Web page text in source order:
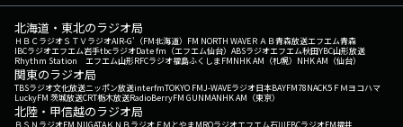
北海道・東北のラジオ局
ＨＢＣラジオＳＴＶラジオAIR-G'（FM北海道） FM NORTH WAVEＲＡＢ青森放送エフエム青森
IBCラジオエフエム岩手tbcラジオDate fm（エフエム仙台） ABSラジオエフエム秋田YBC山形放送
Rhythm Station エフエム山形RFCラジオ福島ふくしまFMNHK AM（札幌） NHK AM（仙台）
関東のラジオ局
TBSラジオ文化放送ニッポン放送interfmTOKYO FMJ-WAVEラジオ日本BAYFM78NACK5 ＦＭヨコハマ
LuckyFM 茨城放送CRT栃木放送RadioBerryFM GUNMANHK AM（東京）
北陸・甲信越のラジオ局
ＢＳＮラジオFM NIIGATAＫＮＢラジオ ＦＭとやまMROラジオエフエム石川FBCラジオFM福井